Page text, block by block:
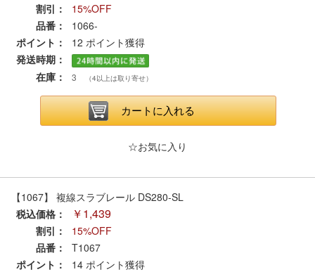
セール商品
北海道・東北 関東
中国・四国 九州・沖縄
お役立ち情報
割引：
15%OFF
品番：
1066-
ポイント：
12 ポイント獲得
発送時期：
在庫：
3 （4以上は取り寄せ）
カートに入れる
☆お気に入り
【1067】 複線スラブレール DS280-SL
税込価格：
￥1,439
割引：
15%OFF
品番：
T1067
ポイント：
14 ポイント獲得